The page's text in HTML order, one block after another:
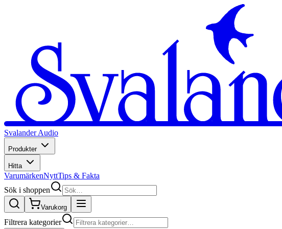
Svalander Audio
Produkter
Hitta
VarumärkenNyttTips & Fakta
Sök i shoppen
Varukorg
Filtrera kategorier